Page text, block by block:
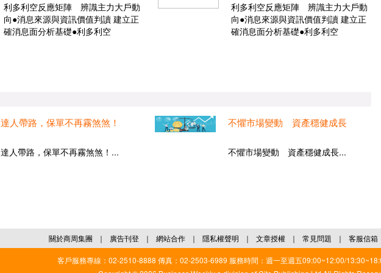
利多利空反應矩陣 辨識主力大戶動
向●消息來源與資訊價值判讀 建立正
確消息面分析基礎●利多利空
利多利空反應矩陣 辨識主力大戶動
向●消息來源與資訊價值判讀 建立正
確消息面分析基礎●利多利空
達人帶路，保單不再霧煞煞！
達人帶路，保單不再霧煞煞！...
不懼市場變動 資產穩健成長
不懼市場變動 資產穩健成長...
關於商周集團 ｜ 廣告刊登 ｜ 網站合作 ｜ 隱私權聲明 ｜ 文章授權 ｜ 常見問題 ｜ 客服信箱
客戶服務專線：02-2510-8888 傳真：02-2503-6989 服務時間：週一至週五09:00~12:00/